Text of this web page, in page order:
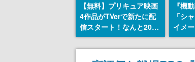
【無料】プリキュア映画
4作品がTVerで新たに配
信スタート！なんと2018
年～2024年の映画ほぼす
べてが見放題に、ぶっち
ゃけありえないラインナ
『機
「シ
イメ
リー
には
マー